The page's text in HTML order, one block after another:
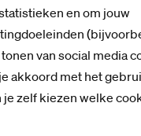
en om jouw
van social media
akkoord met het
zelf kiezen welke